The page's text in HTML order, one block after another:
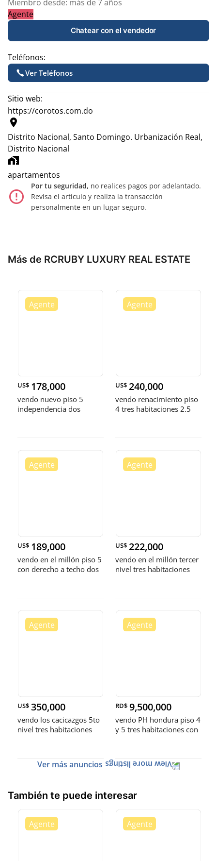
Miembro desde: más de 7 años
Agente
Chatear con el vendedor
Teléfonos:
Ver Teléfonos
Sitio web:
https://corotos.com.do
location_on
Distrito Nacional, Santo Domingo. Urbanización Real,
Distrito Nacional
home_work
apartamentos
error_outline
Por tu seguridad, no realices pagos por adelantado.
Revisa el artículo y realiza la transacción
personalmente en un lugar seguro.
Más de RCRUBY LUXURY REAL ESTATE
US$ 178,000
vendo nuevo piso 5
independencia dos
US$ 240,000
vendo renacimiento piso
4 tres habitaciones 2.5
US$ 189,000
vendo en el millón piso 5
con derecho a techo dos
US$ 222,000
vendo en el millón tercer
nivel tres habitaciones
US$ 350,000
vendo los cacicazgos 5to
nivel tres habitaciones
RD$ 9,500,000
vendo PH hondura piso 4
y 5 tres habitaciones con
Ver más anuncios
También te puede interesar